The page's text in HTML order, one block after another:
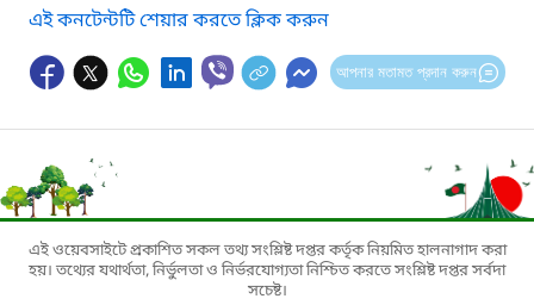
এই কনটেন্টটি শেয়ার করতে ক্লিক করুন
আপনার মতামত প্রদান করুন
এই ওয়েবসাইটে প্রকাশিত সকল তথ্য সংশ্লিষ্ট দপ্তর কর্তৃক নিয়মিত হালনাগাদ করা
হয়। তথ্যের যথার্থতা, নির্ভুলতা ও নির্ভরযোগ্যতা নিশ্চিত করতে সংশ্লিষ্ট দপ্তর সর্বদা
সচেষ্ট।